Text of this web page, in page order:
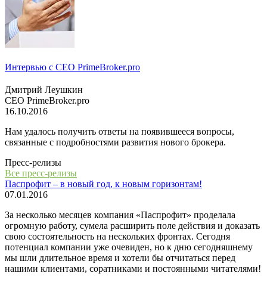
Интервью с СЕО PrimeBroker.pro
Дмитрий Леушкин
СЕО PrimeBroker.pro
16.10.2016
Нам удалось получить ответы на появившееся вопросы,
связанные с подробностями развития нового брокера.
Пресс-релизы
Все пресс-релизы
Паспрофит – в новый год, к новым горизонтам!
07.01.2016
За несколько месяцев компания «Паспрофит» проделала
огромную работу, сумела расширить поле действия и доказать
свою состоятельность на нескольких фронтах. Сегодня
потенциал компании уже очевиден, но к дню сегодняшнему
мы шли длительное время и хотели бы отчитаться перед
нашими клиентами, соратниками и постоянными читателями!